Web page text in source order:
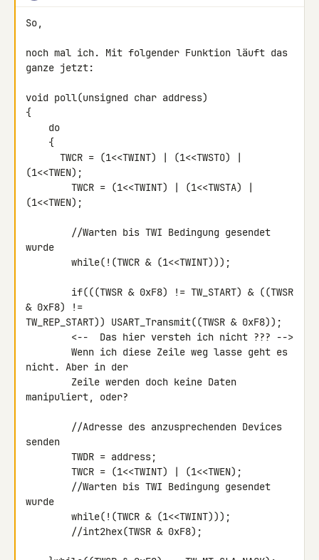
So,
noch mal ich. Mit folgender Funktion läuft das
ganze jetzt:
void poll(unsigned char address)
{
(1<<TWEN);
(1<<TWEN);
wurde
& 0xF8) !=
TW_REP_START)) USART_Transmit((TWSR & 0xF8));
nicht. Aber in der
manipuliert, oder?
senden
wurde